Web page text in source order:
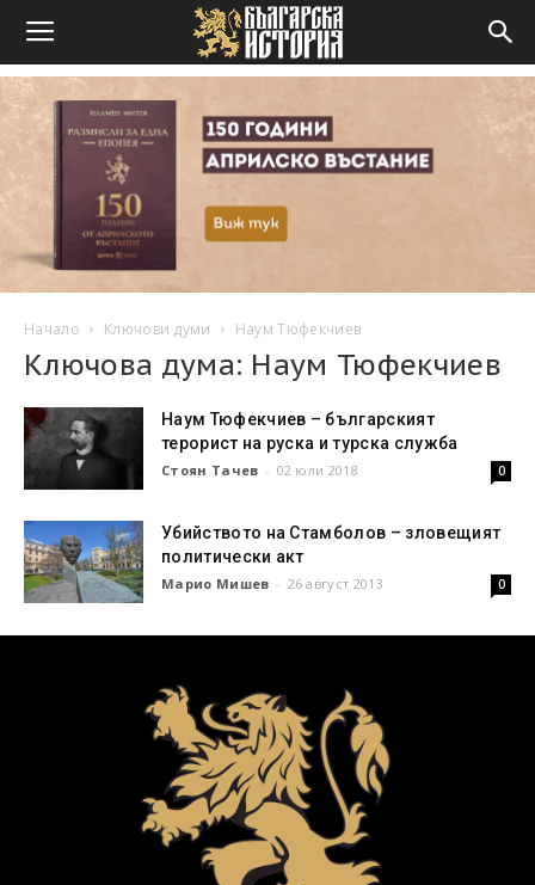
Начало Ключови думи Наум Тюфекчиев
Ключова дума: Наум Тюфекчиев
Наум Тюфекчиев – българският
терорист на руска и турска служба
Стоян Тачев - 02 юли 2018 0
Убийството на Стамболов – зловещият
политически акт
Марио Мишев - 26 август 2013 0